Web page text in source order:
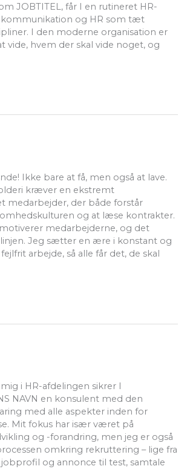
JOBTITEL, får I en rutineret HR-
kommunikation og HR som tæt
I den moderne organisation er
vide, hvem der skal vide noget, og
Ikke bare at få, men også at lave.
kræver en ekstremt
medarbejder, der både forstår
og at læse kontrakter.
medarbejderne, og det
Jeg sætter en ære i konstant og
arbejde, så alle får det, de skal
i HR-afdelingen sikrer I
NAVN en konsulent med den
med alle aspekter inden for
Mit fokus har især været på
og -forandring, men jeg er også
omkring rekruttering – lige fra
jobprofil og annonce til test, samtale